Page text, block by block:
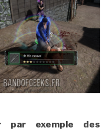
par exemple des